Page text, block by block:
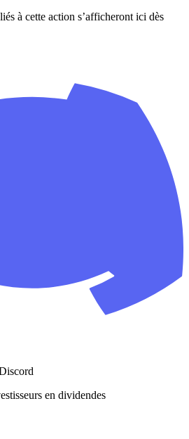
à cette action s’afficheront ici dès
en dividendes